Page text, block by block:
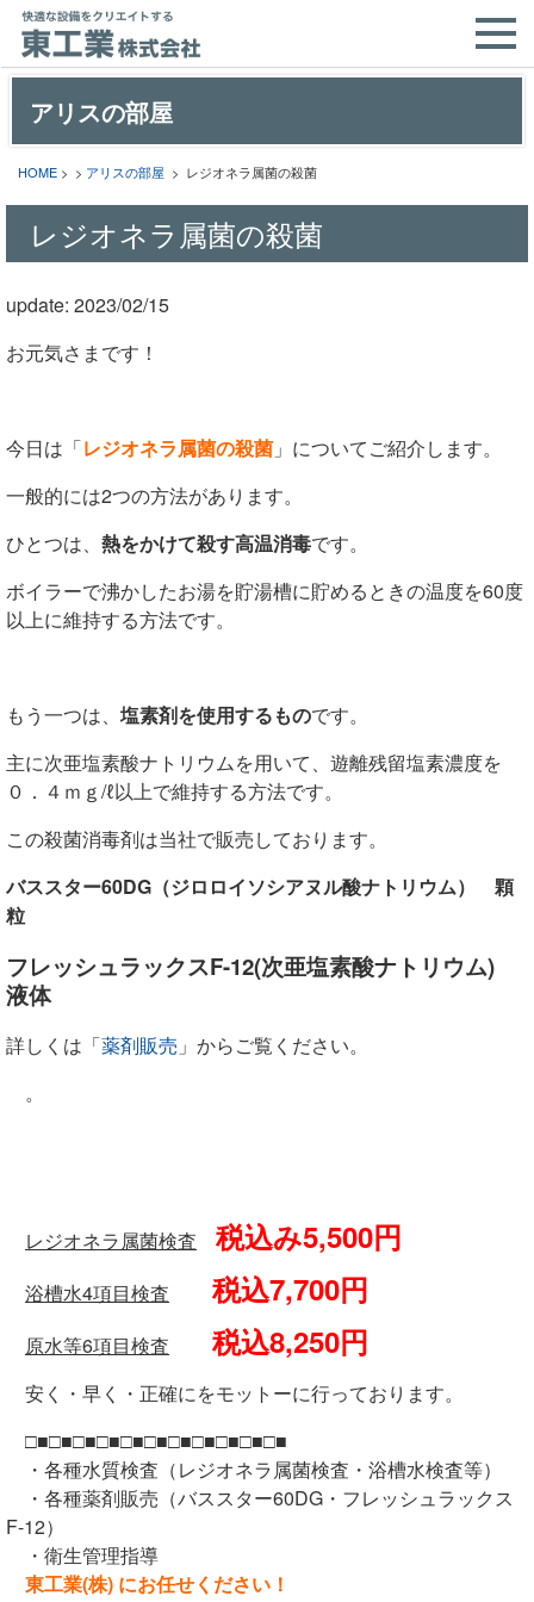
アリスの部屋
HOME > > アリスの部屋 > レジオネラ属菌の殺菌
レジオネラ属菌の殺菌
update: 2023/02/15
お元気さまです！
今日は「レジオネラ属菌の殺菌 」についてご紹介します。
一般的には2つの方法があります。
ひとつは、 熱をかけて殺す高温消毒です。
ボイラーで沸かしたお湯を貯湯槽に貯めるときの温度を60度
以上に維持する方法です。
もう一つは、 塩素剤を使用するものです。
主に次亜塩素酸ナトリウムを用いて、遊離残留塩素濃度を
０．４ｍｇ/ℓ以上で維持する方法です。
この殺菌消毒剤は当社で販売しております。
バススター60DG（ジロロイソシアヌル酸ナトリウム） 顆
粒
フレッシュラックスF-12(次亜塩素酸ナトリウム)
液体
詳しくは「薬剤販売 」からご覧ください。
。
レジオネラ属菌検査 税込み5,500円
浴槽水4項目検査 税込7,700円
原水等6項目検査 税込8,250円
安く・早く・正確にをモットーに行っております。
□■□■□■□■□■□■□■□■□■□■□■
・各種水質検査（レジオネラ属菌検査・浴槽水検査等）
・各種薬剤販売（バススター60DG・フレッシュラックス
F-12）
・衛生管理指導
東工業(株) にお任せください！